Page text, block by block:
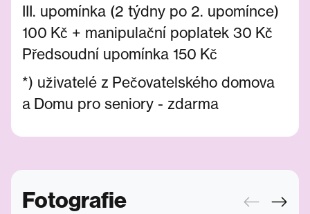
III. upomínka (2 týdny po 2. upomínce)
100 Kč + manipulační poplatek 30 Kč
Předsoudní upomínka 150 Kč
*) uživatelé z Pečovatelského domova
a Domu pro seniory - zdarma
Fotografie